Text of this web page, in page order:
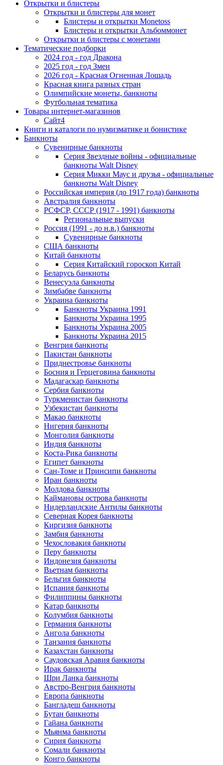
Открытки и блистеры
Открытки и блистеры для монет
Блистеры и открытки Monetoss
Блистеры и открытки Альбоммонет
Открытки и блистеры с монетами
Тематические подборки
2024 год - год Дракона
2025 год - год Змеи
2026 год - Красная Огненная Лошадь
Красная книга разных стран
Олимпийские монеты, банкноты
Футбольная тематика
Товары интернет-магазинов
Сайт4
Книги и каталоги по нумизматике и бонистике
Банкноты
Сувенирные банкноты
Серия Звездные войны - официальные
банкноты Walt Disney
Серия Микки Маус и друзья - официальные
банкноты Walt Disney
Российская империя (до 1917 года) банкноты
Австралия банкноты
РСФСР, СССР (1917 - 1991) банкноты
Региональные выпуски
Россия (1991 - до н.в.) банкноты
Сувенирные банкноты
США банкноты
Китай банкноты
Серия Китайский гороскоп Китай
Беларусь банкноты
Венесуэла банкноты
Зимбабве банкноты
Украина банкноты
Банкноты Украина 1991
Банкноты Украина 1995
Банкноты Украина 2005
Банкноты Украина 2015
Венгрия банкноты
Пакистан банкноты
Приднестровье банкноты
Босния и Герцеговина банкноты
Мадагаскар банкноты
Сербия банкноты
Туркменистан банкноты
Узбекистан банкноты
Макао банкноты
Нигерия банкноты
Монголия банкноты
Индия банкноты
Коста-Рика банкноты
Египет банкноты
Сан-Томе и Принсипи банкноты
Иран банкноты
Молдова банкноты
Каймановы острова банкноты
Нидерландские Антилы банкноты
Северная Корея банкноты
Киргизия банкноты
Замбия банкноты
Чехословакия банкноты
Перу банкноты
Индонезия банкноты
Вьетнам банкноты
Бельгия банкноты
Испания банкноты
Филиппины банкноты
Катар банкноты
Колумбия банкноты
Германия банкноты
Ангола банкноты
Танзания банкноты
Казахстан банкноты
Саудовская Аравия банкноты
Ирак банкноты
Шри Ланка банкноты
Австро-Венгрия банкноты
Европа банкноты
Бангладеш банкноты
Бутан банкноты
Гайана банкноты
Мьянма банкноты
Сирия банкноты
Сомали банкноты
Конго банкноты